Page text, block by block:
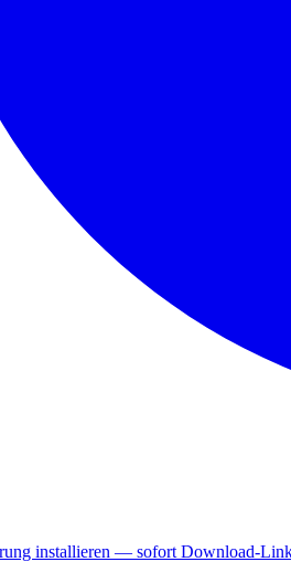
installieren — sofort Download-